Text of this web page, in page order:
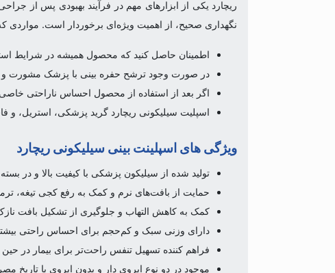
ریچارد یکی از ابزارهای مهم در فرآیند بهبودی پس از
نگهداری صحیح، از اهمیت ویژه‌ای برخوردار است. مواردی
اطمینان حاصل کنید که محصول همیشه در شرایط
در صورت وجود ترشح حفره بینی با پزشک مشورت و
اگر بعد از استفاده از محصول احساس ناراحتی
اسپلیت سیلیکونی ریچارد گرید پزشکی، استریل، و
ویژگی های اسپلینت بینی سیلیکونی ریچارد
تولید شده از سیلیکون پزشکی با کیفیت بالا و در
حمایت از بافت‌های نرم و کمک به رفع کجی تیغه،
کمک به کاهش التهاب و جلوگیری از تشکیل بافت
دارای وزنی سبک و کم‌حجم برای احساس راحتی
فراهم کننده تسهیل تنفس راحت‌تر برای بیمار در حین
موجود در دو نوع ایروی دار و بدون ایروی با تاریخ